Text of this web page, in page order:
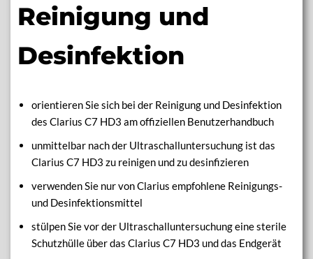
Reinigung und
Desinfektion
orientieren Sie sich bei der Reinigung und Desinfektion
des Clarius C7 HD3 am offiziellen Benutzerhandbuch
unmittelbar nach der Ultraschalluntersuchung ist das
Clarius C7 HD3 zu reinigen und zu desinfizieren
verwenden Sie nur von Clarius empfohlene Reinigungs-
und Desinfektionsmittel
stülpen Sie vor der Ultraschalluntersuchung eine sterile
Schutzhülle über das Clarius C7 HD3 und das Endgerät